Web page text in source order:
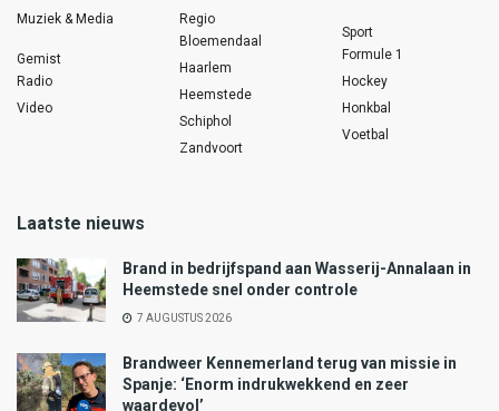
Muziek & Media
Gemist
Radio
Video
Regio
Bloemendaal
Haarlem
Heemstede
Schiphol
Zandvoort
Sport
Formule 1
Hockey
Honkbal
Voetbal
Laatste nieuws
Brand in bedrijfspand aan Wasserij-Annalaan in
Heemstede snel onder controle
7 AUGUSTUS 2026
Brandweer Kennemerland terug van missie in
Spanje: ‘Enorm indrukwekkend en zeer
waardevol’